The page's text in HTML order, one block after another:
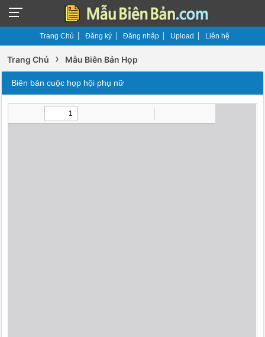
Trang Chủ Đăng ký Đăng nhập Upload Liên hệ
Trang Chủ › Mẫu Biên Bản Họp
Biên bản cuộc họp hội phụ nữ